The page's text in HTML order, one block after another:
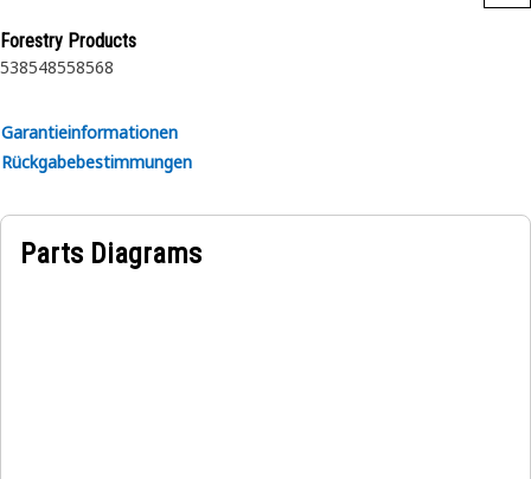
Forestry Products
538548558568
Garantieinformationen
Rückgabebestimmungen
Parts Diagrams